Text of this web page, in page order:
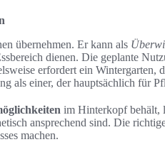
übernehmen. Er kann als
dienen. Die geplante
erfordert ein Wintergarten,
als einer, der hauptsächlich für
im Hinterkopf behält,
ansprechend sind. Die
machen.